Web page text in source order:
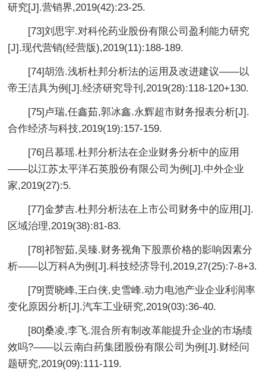
研究[J].营销界,2019(42):23-25.
[73]刘思宇.对科伦药业股份有限公司盈利能力研究
[J].现代营销(经营版),2019(11):188-189.
[74]胡浩.浅析杜邦分析法的运用及改进建议——以
帝王洁具为例[J].经济研究导刊,2019(28):118-120+130.
[75]卢瑞,任鑫茹,郭冰鑫.永辉超市财务报表分析[J].
合作经济与科技,2019(19):157-159.
[76]吕慕瑶.杜邦分析法在企业财务分析中的应用
——以江苏太平洋石英股份有限公司为例[J].中外企业
家,2019(27):5.
[77]金梦吉.杜邦分析法在上市公司财务中的应用[J].
区域治理,2019(38):81-83.
[78]祁智茹,吴臻.财务视角下股票价格的影响因素分
析——以万科A为例[J].科技经济导刊,2019,27(25):7-8+3.
[79]贾晓峰,王白侠,史雪峰.动力电池产业企业利润率
变化原因分析[J].汽车工业研究,2019(03):36-40.
[80]桑凌,李飞.混合所有制改革能提升企业的市场绩
效吗?——以云南白药集团股份有限公司为例[J].财经问
题研究,2019(09):111-119.